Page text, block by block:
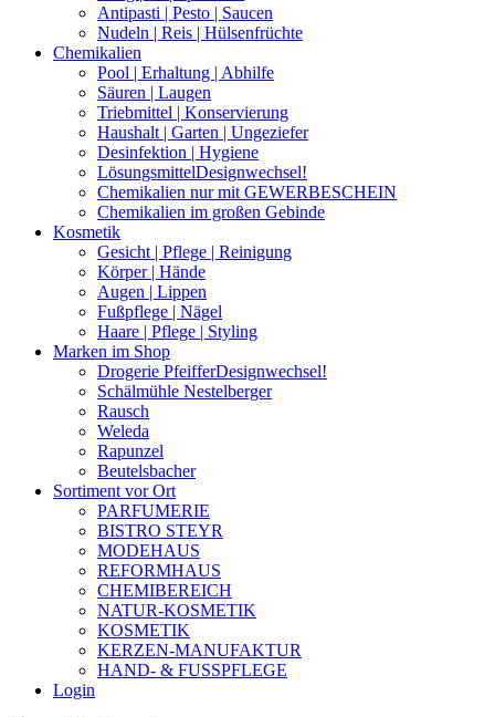
Antipasti | Pesto | Saucen
Nudeln | Reis | Hülsenfrüchte
Chemikalien
Pool | Erhaltung | Abhilfe
Säuren | Laugen
Triebmittel | Konservierung
Haushalt | Garten | Ungeziefer
Desinfektion | Hygiene
LösungsmittelDesignwechsel!
Chemikalien nur mit GEWERBESCHEIN
Chemikalien im großen Gebinde
Kosmetik
Gesicht | Pflege | Reinigung
Körper | Hände
Augen | Lippen
Fußpflege | Nägel
Haare | Pflege | Styling
Marken im Shop
Drogerie PfeifferDesignwechsel!
Schälmühle Nestelberger
Rausch
Weleda
Rapunzel
Beutelsbacher
Sortiment vor Ort
PARFUMERIE
BISTRO STEYR
MODEHAUS
REFORMHAUS
CHEMIBEREICH
NATUR-KOSMETIK
KOSMETIK
KERZEN-MANUFAKTUR
HAND- & FUSSPFLEGE
Login